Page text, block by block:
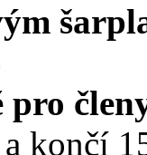
pro
končí